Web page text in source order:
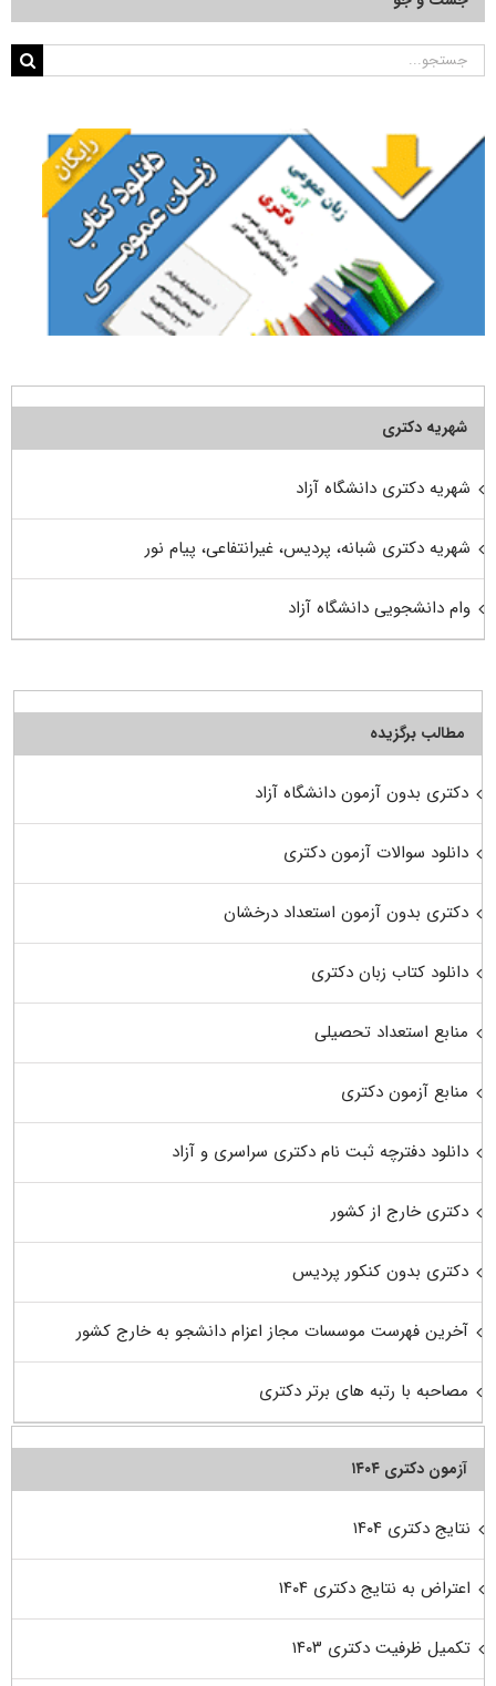
جستجو
شهریه دکتری
شهریه دکتری دانشگاه آزاد
شهریه دکتری شبانه، پردیس، غیرانتفاعی، پیام نور
وام دانشجویی دانشگاه آزاد
مطالب برگزیده
دکتری بدون آزمون دانشگاه آزاد
دانلود سوالات آزمون دکتری
دکتری بدون آزمون استعداد درخشان
دانلود کتاب زبان دکتری
منابع استعداد تحصیلی
منابع آزمون دکتری
دانلود دفترچه ثبت نام دکتری سراسری و آزاد
دکتری خارج از کشور
دکتری بدون کنکور پردیس
آخرین فهرست موسسات مجاز اعزام دانشجو به خارج کشور
مصاحبه با رتبه های برتر دکتری
آزمون دکتری ۱۴۰۴
نتایج دکتری ۱۴۰۴
اعتراض به نتایج دکتری ۱۴۰۴
تکمیل ظرفیت دکتری ۱۴۰۳